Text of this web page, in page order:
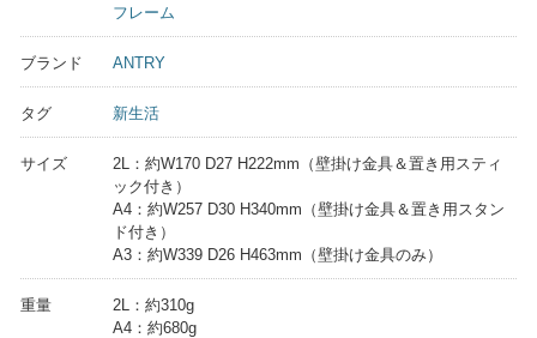
フレーム
ブランド ANTRY
タグ 新生活
サイズ
2L：約W170 D27 H222mm（壁掛け金具＆置き用スティ
ック付き）
A4：約W257 D30 H340mm（壁掛け金具＆置き用スタン
ド付き）
A3：約W339 D26 H463mm（壁掛け金具のみ）
重量
2L：約310g
A4：約680g